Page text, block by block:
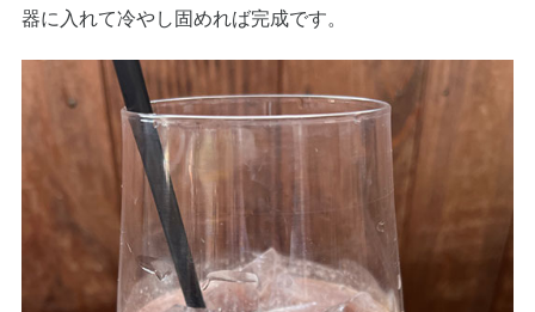
器に入れて冷やし固めれば完成です。